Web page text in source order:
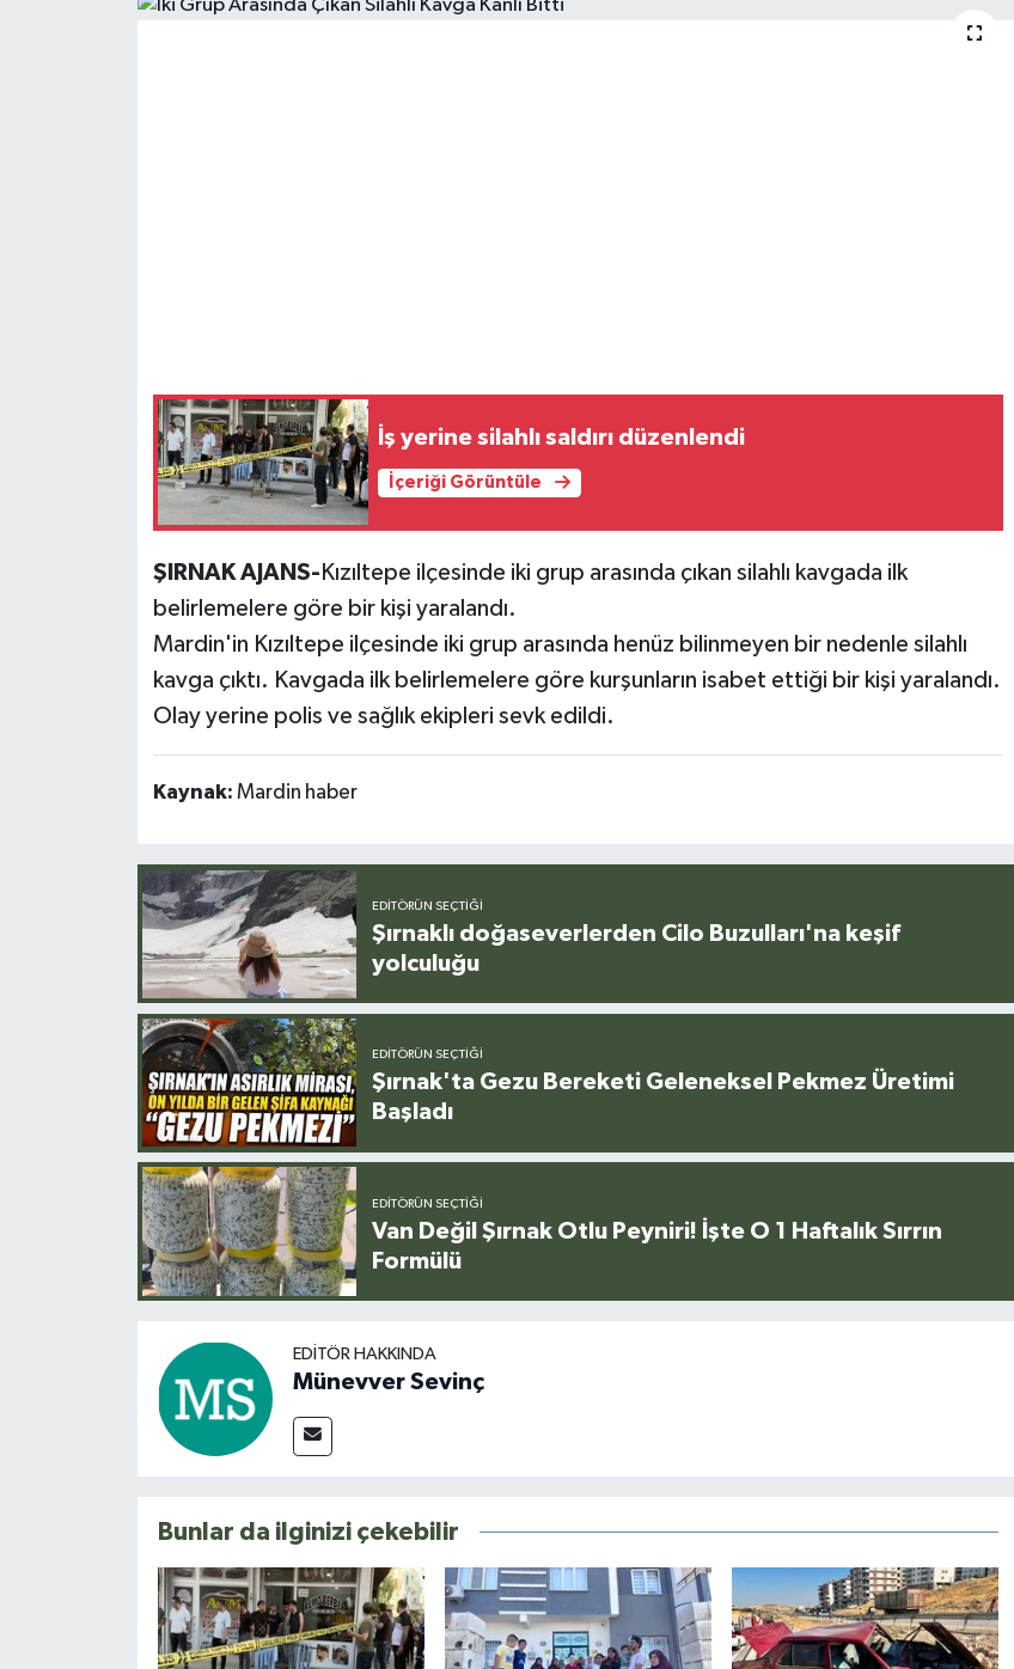
İş yerine silahlı saldırı düzenlendi
İçeriği Görüntüle
ŞIRNAK AJANS- Kızıltepe ilçesinde iki grup arasında çıkan silahlı kavgada ilk
belirlemelere göre bir kişi yaralandı.
Mardin'in Kızıltepe ilçesinde iki grup arasında henüz bilinmeyen bir nedenle silahlı
kavga çıktı. Kavgada ilk belirlemelere göre kurşunların isabet ettiği bir kişi yaralandı.
Olay yerine polis ve sağlık ekipleri sevk edildi.
Kaynak: Mardin haber
EDITÖRÜN SEÇTIĞI
Şırnaklı doğaseverlerden Cilo Buzulları'na keşif
yolculuğu
EDITÖRÜN SEÇTIĞI
Şırnak'ta Gezu Bereketi Geleneksel Pekmez Üretimi
Başladı
EDITÖRÜN SEÇTIĞI
Van Değil Şırnak Otlu Peyniri! İşte O 1 Haftalık Sırrın
Formülü
EDITÖR HAKKINDA
Münevver Sevinç
Bunlar da ilginizi çekebilir